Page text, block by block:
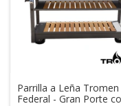
Parrilla a Leña Tromen
Federal - Gran Porte